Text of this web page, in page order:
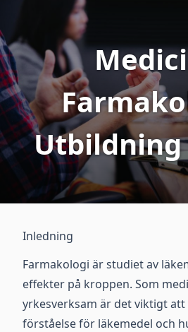
Inledning
Farmakologi är studiet av
effekter på kroppen. Som
yrkesverksam är det viktigt att
förståelse för läkemedel och